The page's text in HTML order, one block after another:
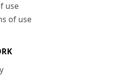
use
of use